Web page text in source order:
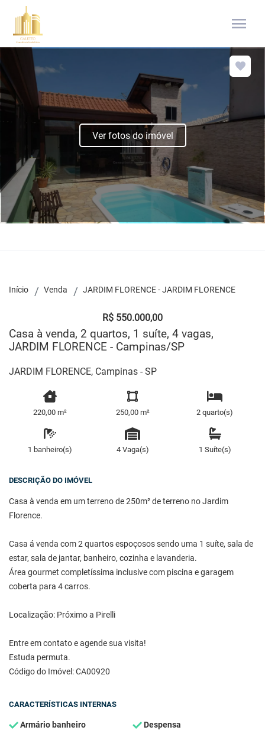
menu
Ver fotos do imóvel
Início Venda JARDIM FLORENCE - JARDIM FLORENCE
R$ 550.000,00
Casa à venda, 2 quartos, 1 suíte, 4 vagas,
JARDIM FLORENCE - Campinas/SP
JARDIM FLORENCE, Campinas - SP
220,00 m² 250,00 m² 2 quarto(s)
1 banheiro(s) 4 Vaga(s) 1 Suíte(s)
DESCRIÇÃO DO IMÓVEL
Casa à venda em um terreno de 250m² de terreno no Jardim
Florence.
Casa á venda com 2 quartos espoçosos sendo uma 1 suíte, sala de
estar, sala de jantar, banheiro, cozinha e lavanderia.
Área gourmet completíssima inclusive com piscina e garagem
coberta para 4 carros.
Localização: Próximo a Pirelli
Entre em contato e agende sua visita!
Estuda permuta.
Código do Imóvel: CA00920
CARACTERÍSTICAS INTERNAS
Armário banheiro Despensa